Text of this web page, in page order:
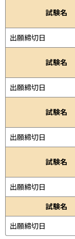
試験名
出願締切日
試験名
出願締切日
試験名
出願締切日
試験名
出願締切日
試験名
出願締切日